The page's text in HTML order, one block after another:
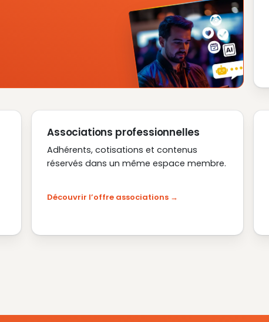
Associations professionnelles
Adhérents, cotisations et contenus
réservés dans un même espace membre.
Découvrir l’offre associations